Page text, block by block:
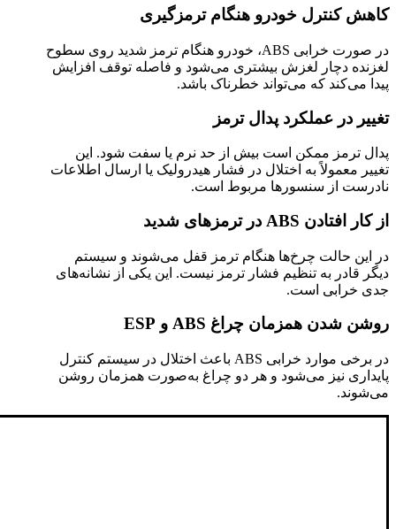
کاهش کنترل خودرو هنگام ترمزگیری
در صورت خرابی ABS، خودرو هنگام ترمز شدید روی سطوح
لغزنده دچار لغزش بیشتری می‌شود و فاصله توقف افزایش
پیدا می‌کند که می‌تواند خطرناک باشد.
تغییر در عملکرد پدال ترمز
پدال ترمز ممکن است بیش از حد نرم یا سفت شود. این
تغییر معمولاً به اختلال در فشار هیدرولیک یا ارسال اطلاعات
نادرست از سنسورها مربوط است.
از کار افتادن ABS در ترمزهای شدید
در این حالت چرخ‌ها هنگام ترمز قفل می‌شوند و سیستم
دیگر قادر به تنظیم فشار ترمز نیست. این یکی از نشانه‌های
جدی خرابی است.
روشن شدن همزمان چراغ ABS و ESP
در برخی موارد خرابی ABS باعث اختلال در سیستم کنترل
پایداری نیز می‌شود و هر دو چراغ به‌صورت همزمان روشن
می‌شوند.